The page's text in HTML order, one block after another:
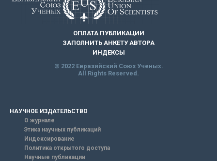
ОПЛАТА ПУБЛИКАЦИИ
ЗАПОЛНИТЬ АНКЕТУ АВТОРА
ИНДЕКСЫ
© 2022 Евразийский Союз Ученых.
All Rights Reserved.
НАУЧНОЕ ИЗДАТЕЛЬСТВО
О журнале
Этика научных публикаций
Индексирование
Политика открытого доступа
Научные публикации